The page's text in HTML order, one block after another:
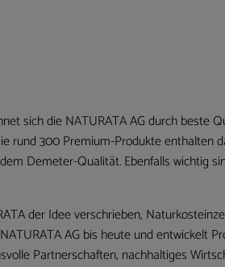
sich die NATURATA AG durch beste
300 Premium-Produkte
Demeter-Qualität. Ebenfalls wichtig
der Idee verschrieben,
AG bis heute und entwickelt
Partnerschaften, nachhaltiges